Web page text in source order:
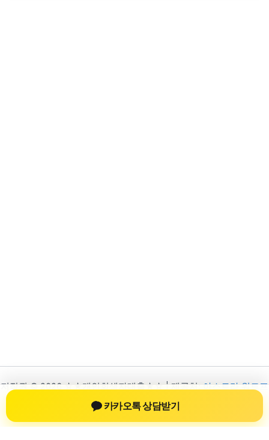
저작권 © 2026 ☆★개인회생자대출★☆ | 제공처:
아스트라 워드프
레스 테마
카카오톡 상담받기